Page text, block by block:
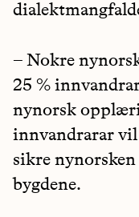
– Nokre
25 %
nynorsk
innvandrarar
sikre nynorsken
bygdene.